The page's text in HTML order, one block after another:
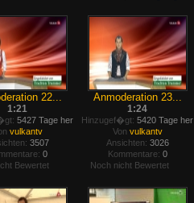
22...
1:21
5427 Tage her
vulkantv
3507
0
Bewertet
Anmoderation 23...
1:24
Hinzugef�gt: 5420 Tage her
Von vulkantv
Ansichten: 3026
Kommentare: 0
Noch nicht Bewertet